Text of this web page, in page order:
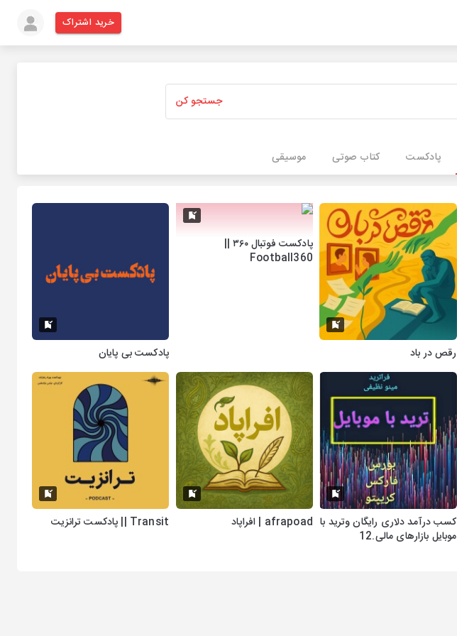
خرید اشتراک
جستجو کن
پادکست کتاب صوتی موسیقی
رقص در باد
پادکست فوتبال ۳۶۰ ||
Football360
پادکست بی پایان
کسب درآمد دلاری رایگان وترید با
موبایل بازارهای مالی.12
afrapoad | افراپاد Transit || پادکست ترانزیت